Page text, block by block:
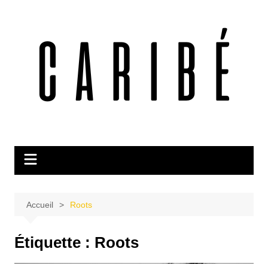
Accueil Roots
Étiquette : Roots